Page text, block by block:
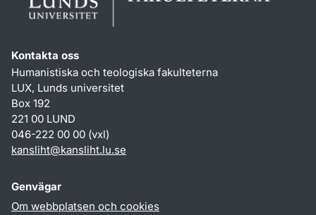
Kontakta oss
Humanistiska och teologiska fakulteterna
LUX, Lunds universitet
Box 192
221 00 LUND
046-222 00 00 (vxl)
kansliht@kansliht.lu.se
Genvägar
Om webbplatsen och cookies